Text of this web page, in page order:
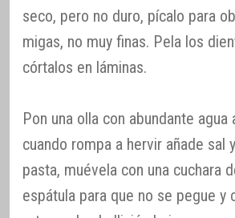
seco, pero no duro, pícalo para
migas, no muy finas. Pela los
córtalos en láminas.
Pon una olla con abundante agua
cuando rompa a hervir añade sal
pasta, muévela con una cuchara
espátula para que no se pegue y